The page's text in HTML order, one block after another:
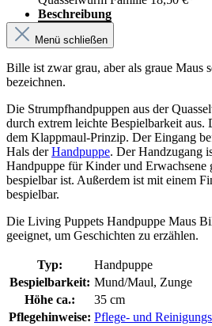
Beschreibung
Menü schließen
Bille ist zwar grau, aber als graue Maus
bezeichnen.
Die Strumpfhandpuppen aus der
durch extrem leichte Bespielbarkeit
dem Klappmaul-Prinzip. Der Eingang
Hals derHandpuppe. Der Handzugang
Handpuppe für Kinder und Erwachsene
bespielbar ist. Außerdem ist mit einem
bespielbar.
Die Living Puppets Handpuppe Maus
geeignet, um Geschichten zu erzählen.
Typ:
Handpuppe
Bespielbarkeit: Mund/Maul, Zunge
Höhe ca.:
35 cm
Pflegehinweise: Pflege- und